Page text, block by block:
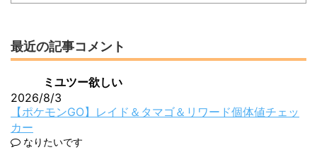
最近の記事コメント
ミユツー欲しい
2026/8/3
【ポケモンGO】レイド＆タマゴ＆リワード個体値チェッ
カー
なりたいです